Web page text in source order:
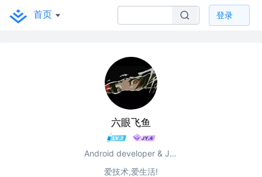
首页 登录
六眼飞鱼
Android developer & Java developer
爱技术,爱生活!